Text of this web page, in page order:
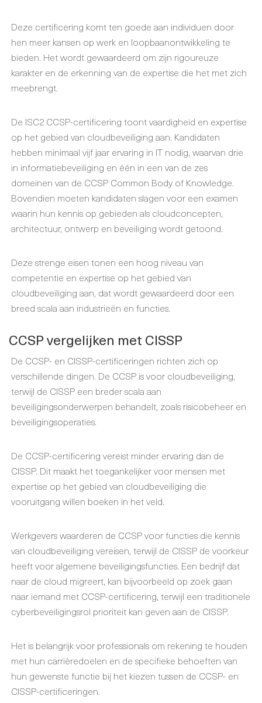
Deze certificering komt ten goede aan individuen door
hen meer kansen op werk en loopbaanontwikkeling te
bieden. Het wordt gewaardeerd om zijn rigoureuze
karakter en de erkenning van de expertise die het met zich
meebrengt.
De ISC2 CCSP-certificering toont vaardigheid en expertise
op het gebied van cloudbeveiliging aan. Kandidaten
hebben minimaal vijf jaar ervaring in IT nodig, waarvan drie
in informatiebeveiliging en één in een van de zes
domeinen van de CCSP Common Body of Knowledge.
Bovendien moeten kandidaten slagen voor een examen
waarin hun kennis op gebieden als cloudconcepten,
architectuur, ontwerp en beveiliging wordt getoond.
Deze strenge eisen tonen een hoog niveau van
competentie en expertise op het gebied van
cloudbeveiliging aan, dat wordt gewaardeerd door een
breed scala aan industrieën en functies.
CCSP vergelijken met CISSP
De CCSP- en CISSP-certificeringen richten zich op
verschillende dingen. De CCSP is voor cloudbeveiliging,
terwijl de CISSP een breder scala aan
beveiligingsonderwerpen behandelt, zoals risicobeheer en
beveiligingsoperaties.
De CCSP-certificering vereist minder ervaring dan de
CISSP. Dit maakt het toegankelijker voor mensen met
expertise op het gebied van cloudbeveiliging die
vooruitgang willen boeken in het veld.
Werkgevers waarderen de CCSP voor functies die kennis
van cloudbeveiliging vereisen, terwijl de CISSP de voorkeur
heeft voor algemene beveiligingsfuncties. Een bedrijf dat
naar de cloud migreert, kan bijvoorbeeld op zoek gaan
naar iemand met CCSP-certificering, terwijl een traditionele
cyberbeveiligingsrol prioriteit kan geven aan de CISSP.
Het is belangrijk voor professionals om rekening te houden
met hun carrièredoelen en de specifieke behoeften van
hun gewenste functie bij het kiezen tussen de CCSP- en
CISSP-certificeringen.